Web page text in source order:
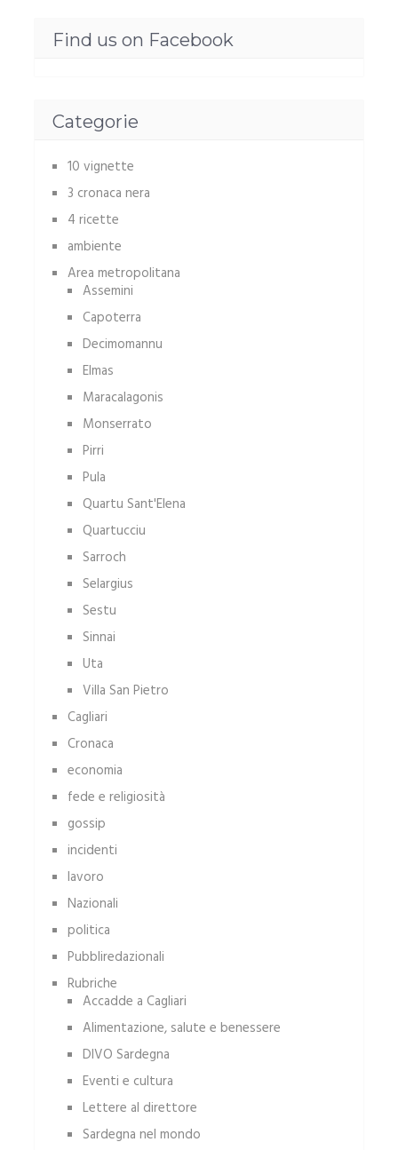
Find us on Facebook
Categorie
10 vignette
3 cronaca nera
4 ricette
ambiente
Area metropolitana
Assemini
Capoterra
Decimomannu
Elmas
Maracalagonis
Monserrato
Pirri
Pula
Quartu Sant'Elena
Quartucciu
Sarroch
Selargius
Sestu
Sinnai
Uta
Villa San Pietro
Cagliari
Cronaca
economia
fede e religiosità
gossip
incidenti
lavoro
Nazionali
politica
Pubbliredazionali
Rubriche
Accadde a Cagliari
Alimentazione, salute e benessere
DIVO Sardegna
Eventi e cultura
Lettere al direttore
Sardegna nel mondo